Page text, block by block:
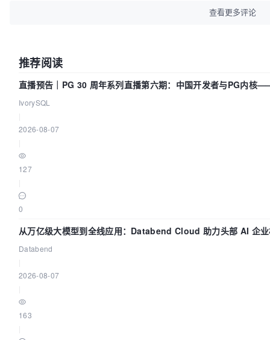
查看更多评论
推荐阅读
直播预告｜PG 30 周年系列直播第六期：中国开发者与PG内核
IvorySQL
2026-08-07
127
0
从万亿级大模型到全线应用：Databend Cloud 助力头部 AI 企
Databend
2026-08-07
163